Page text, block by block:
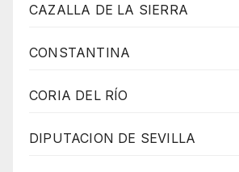
CAZALLA DE LA SIERRA
CONSTANTINA
CORIA DEL RÍO
DIPUTACION DE SEVILLA